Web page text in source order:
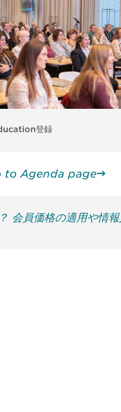
登録
to Agenda page
会員価格の適用や情